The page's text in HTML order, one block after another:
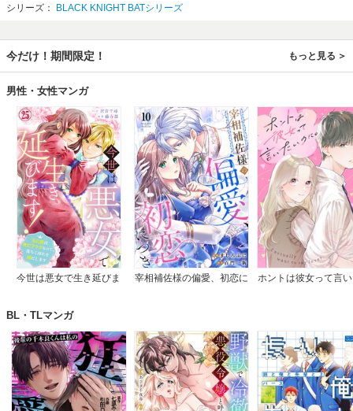
シリーズ： BLACK KNIGHT BATシリーズ
今だけ！期間限定！ もっと見る
男性・女性マンガ
今世は悪女で生き延びま
します～
宰相補佐様の偏愛、初恋に
ホントは彼女って言
BL・TLマンガ